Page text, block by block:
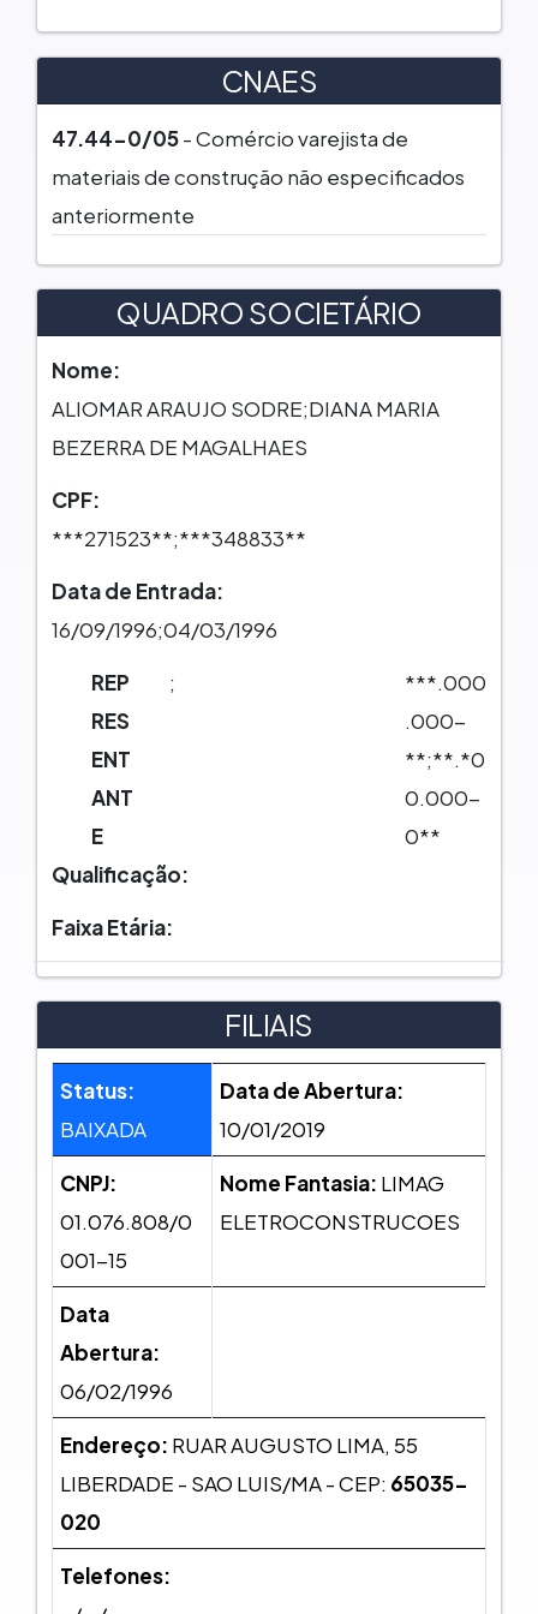
CNAES
47.44-0/05- Comércio varejista de
materiais de construção não especificados
anteriormente
QUADRO SOCIETÁRIO
Nome:
ALIOMAR ARAUJO SODRE;DIANA MARIA
BEZERRA DE MAGALHAES
CPF:
***271523**;***348833**
Data de Entrada:
16/09/1996;04/03/1996
REP
RES
ENT
ANT
E
;
***.000
.000-
**;**.*0
0.000-
0**
Qualificação:
Faixa Etária:
FILIAIS
Status:
BAIXADA
Data de Abertura:
10/01/2019
CNPJ:
01.076.808/0
001-15
Nome Fantasia: LIMAG
ELETROCONSTRUCOES
Data
Abertura:
06/02/1996
Endereço: RUAR AUGUSTO LIMA, 55
LIBERDADE - SAO LUIS/MA - CEP: 65035-
020
Telefones: